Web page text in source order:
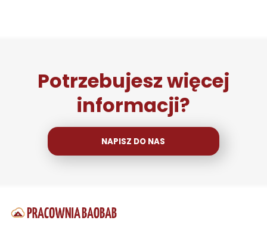
Potrzebujesz więcej
informacji?
NAPISZ DO NAS